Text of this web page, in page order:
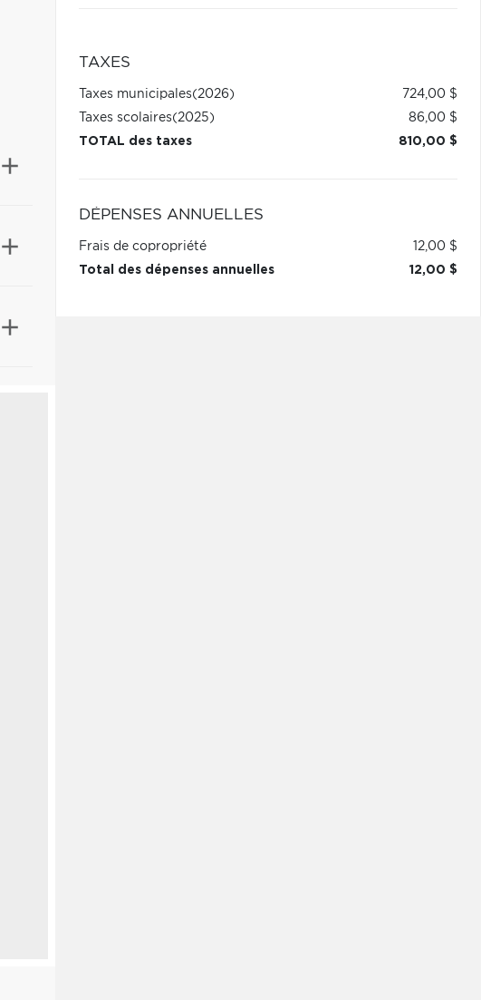
TAXES
Taxes municipales(2026)
724,00 $
Taxes scolaires(2025)
86,00 $
TOTAL des taxes
810,00 $
DÉPENSES ANNUELLES
Frais de copropriété
12,00 $
Total des dépenses annuelles
12,00 $